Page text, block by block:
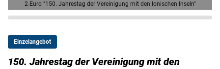
2-Euro "150. Jahrestag der Vereinigung mit den Ionischen Inseln"
Einzelangebot
150. Jahrestag der Vereinigung mit den